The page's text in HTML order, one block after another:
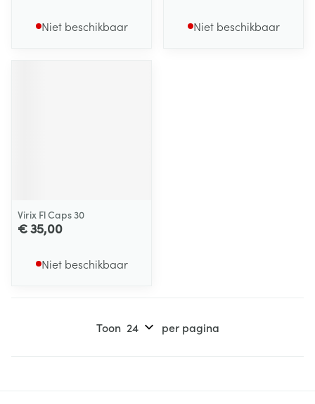
Niet beschikbaar Niet beschikbaar
Virix Fl Caps 30
€ 35,00
Niet beschikbaar
Toon per pagina